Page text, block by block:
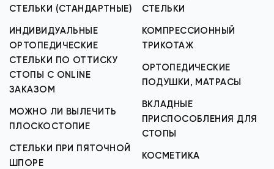
СТЕЛЬКИ (СТАНДАРТНЫЕ)
ИНДИВИДУАЛЬНЫЕ
ОРТОПЕДИЧЕСКИЕ
СТЕЛЬКИ ПО ОТТИСКУ
СТОПЫ С ONLINE
ЗАКАЗОМ
МОЖНО ЛИ ВЫЛЕЧИТЬ
ПЛОСКОСТОПИЕ
СТЕЛЬКИ ПРИ ПЯТОЧНОЙ
ШПОРЕ
СТЕЛЬКИ
КОМПРЕССИОННЫЙ
ТРИКОТАЖ
ОРТОПЕДИЧЕСКИЕ
ПОДУШКИ, МАТРАСЫ
ВКЛАДНЫЕ
ПРИСПОСОБЛЕНИЯ ДЛЯ
СТОПЫ
КОСМЕТИКА